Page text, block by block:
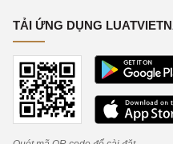
TẢI ỨNG DỤNG